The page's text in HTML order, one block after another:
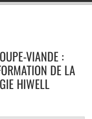
VIANDE :
DE LA
HIWELL